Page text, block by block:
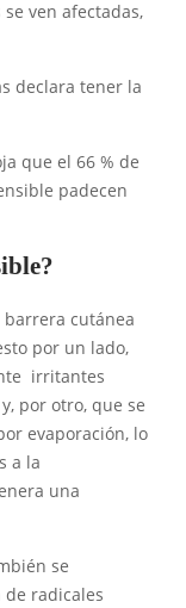
ven afectadas,
declara tener la
que el 66 % de
padecen
cutánea
por un lado,
irritantes
por otro, que se
evaporación, lo
a la
una
se
radicales